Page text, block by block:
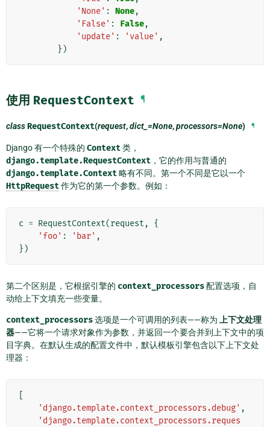
'None' : None,
'False' : False,
'update' : 'value' ,
})
使用 RequestContext ¶
classRequestContext(request,dict_=None,processors=None) ¶
Django 有一个特殊的 Context类，
django.template.RequestContext ，它的作用与普通的
django.template.Context略有不同。第一个不同是它以一个
HttpRequest作为它的第一个参数。例如：
c = RequestContext(request ,
{
'foo' : 'bar' ,
})
第二个区别是，它根据引擎的 context_processors配置选项，自
动给上下文填充一些变量。
context_processors选项是一个可调用的列表——称为
上下文处理
器——它将一个请求对象作为参数，并返回一个要合并到上下文中的项
目字典。在默认生成的配置文件中，默认模板引擎包含以下上下文处
理器：
'django.template.context_processors.debug' ,
'django.template.context_processors.reques